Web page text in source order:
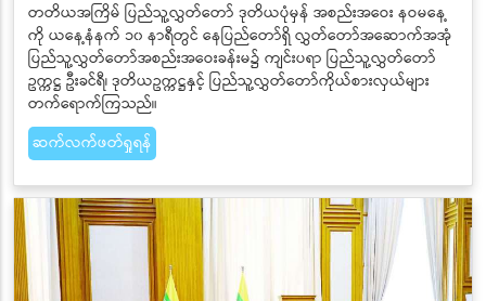
တတိယအကြိမ် ပြည်သူ့လွှတ်တော် ဒုတိယပုံမှန် အစည်းအဝေး နဝမနေ့
ကို ယနေ့နံနက် ၁၀ နာရီတွင် နေပြည်တော်ရှိ လွှတ်တော်အဆောက်အအုံ
ပြည်သူ့လွှတ်တော်အစည်းအဝေးခန်းမ၌ ကျင်းပရာ ပြည်သူ့လွှတ်တော်
ဥက္ကဋ္ဌ ဦးခင်ရီ၊ ဒုတိယဥက္ကဋ္ဌနှင့် ပြည်သူ့လွှတ်တော်ကိုယ်စားလှယ်များ
တက်ရောက်ကြသည်။
ဆက်လက်ဖတ်ရှုရန်